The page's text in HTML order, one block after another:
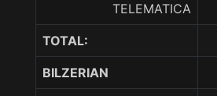
TELEMATICA
TOTAL:
BILZERIAN